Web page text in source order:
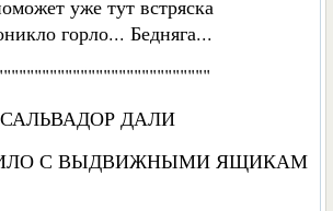
уже тут встряска
горло... Бедняга...
САЛЬВАДОР ДАЛИ
С ВЫДВИЖНЫМИ ЯЩИКАМ